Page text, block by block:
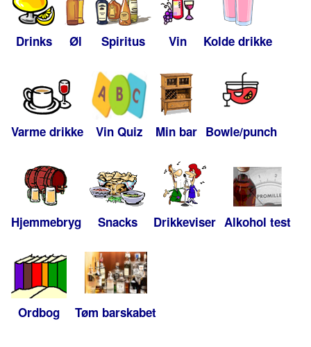
Drinks Øl Spiritus Vin Kolde drikke
Varme drikke Vin Quiz Min bar Bowle/punch
Hjemmebryg Snacks Drikkeviser Alkohol test
Ordbog Tøm barskabet